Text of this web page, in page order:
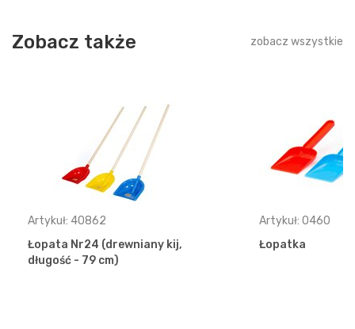
Zobacz także zobacz wszystkie
Artykuł: 40862
Łopata Nr24 (drewniany kij,
długość - 79 cm)
Artykuł: 0460
Łopatka